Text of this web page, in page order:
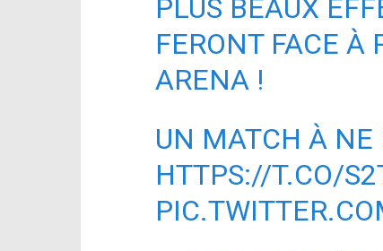
PLUS BEAUX
FERONT FACE À
ARENA !
UN MATCH À NE
HTTPS://T.CO/